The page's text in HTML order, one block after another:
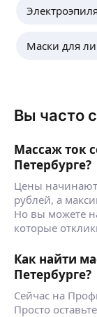
Маски для
Вы часто
Массаж ток
Петербурге?
Цены
рублей, а
Но вы можете
которые
Как найти
Петербурге?
Сейчас на
Просто